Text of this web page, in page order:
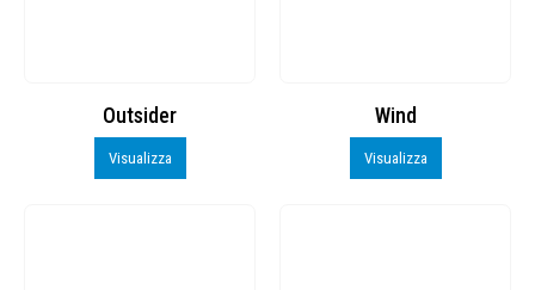
Outsider
Visualizza
Wind
Visualizza